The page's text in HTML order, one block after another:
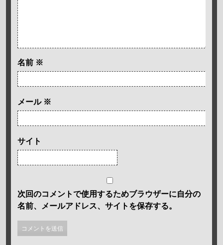
名前 ※
メール ※
サイト
次回のコメントで使用するためブラウザーに自分の
名前、メールアドレス、サイトを保存する。